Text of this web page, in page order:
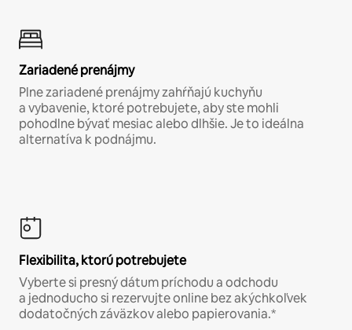
Zariadené prenájmy
Plne zariadené prenájmy zahŕňajú kuchyňu
a vybavenie, ktoré potrebujete, aby ste mohli
pohodlne bývať mesiac alebo dlhšie. Je to ideálna
alternatíva k podnájmu.
Flexibilita, ktorú potrebujete
Vyberte si presný dátum príchodu a odchodu
a jednoducho si rezervujte online bez akýchkoľvek
dodatočných záväzkov alebo papierovania.*